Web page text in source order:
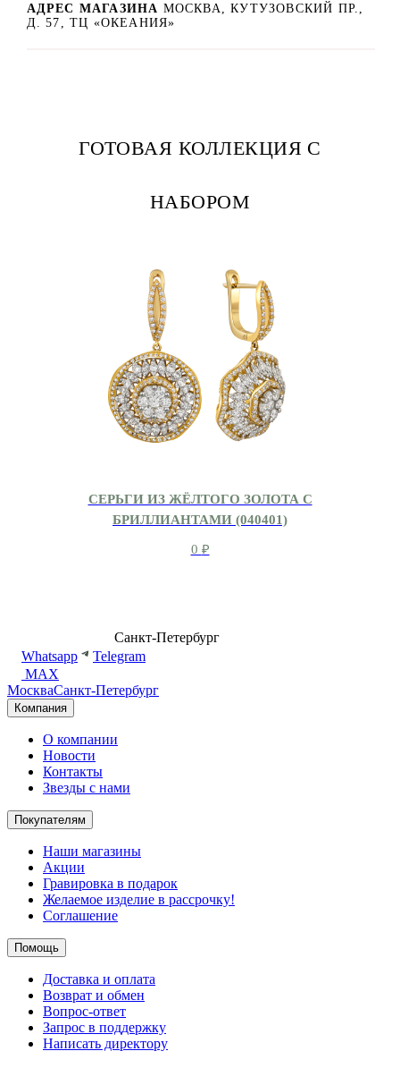
АДРЕС МАГАЗИНА МОСКВА, КУТУЗОВСКИЙ ПР.,
Д. 57, ТЦ «ОКЕАНИЯ»
ГОТОВАЯ КОЛЛЕКЦИЯ С
НАБОРОМ
СЕРЬГИ ИЗ ЖЁЛТОГО ЗОЛОТА С
БРИЛЛИАНТАМИ (040401)
0 ₽
Санкт-Петербург
Whatsapp
Telegram
MAX
МоскваСанкт-Петербург
Компания
О компании
Новости
Контакты
Звезды с нами
Покупателям
Наши магазины
Акции
Гравировка в подарок
Желаемое изделие в рассрочку!
Соглашение
Помощь
Доставка и оплата
Возврат и обмен
Вопрос-ответ
Запрос в поддержку
Написать директору